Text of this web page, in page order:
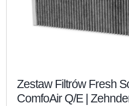
Zestaw Filtrów Fresh
ComfoAir Q/E |